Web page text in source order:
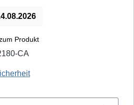
Produkt
CA